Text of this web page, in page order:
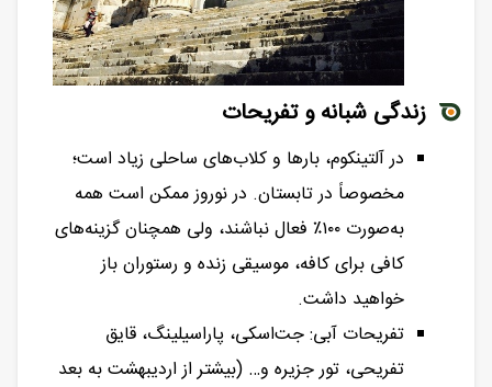
زندگی شبانه و تفریحات
در آلتینکوم، بارها و کلاب‌های ساحلی زیاد است؛
مخصوصاً در تابستان. در نوروز ممکن است همه
به‌صورت ۱۰۰٪ فعال نباشند، ولی همچنان گزینه‌های
کافی برای کافه، موسیقی زنده و رستوران باز
خواهید داشت.
تفریحات آبی: جت‌اسکی، پاراسیلینگ، قایق
تفریحی، تور جزیره و… (بیشتر از اردیبهشت به بعد